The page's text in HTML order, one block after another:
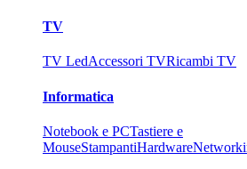
TV
TV LedAccessori TVRicambi TV
Informatica
Notebook e PCTastiere e
MouseStampantiHardware